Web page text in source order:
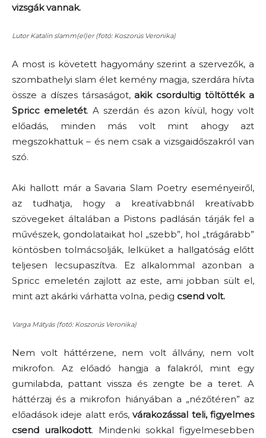
vizsgák vannak.
Lutor Katalin slamm(el)er (fotó: Koszorús Veronika)
A most is követett hagyomány szerint a szervezők, a
szombathelyi slam élet kemény magja, szerdára hívta
össze a díszes társaságot, akik csordultig töltötték a
Spricc emeletét. A szerdán és azon kívül, hogy volt
előadás, minden más volt mint ahogy azt
megszokhattuk – és nem csak a vizsgaidőszakról van
szó.
Aki hallott már a Savaria Slam Poetry eseményeiről,
az tudhatja, hogy a kreatívabbnál kreatívabb
szövegeket általában a Pistons padlásán tárják fel a
művészek, gondolataikat hol „szebb”, hol „trágárabb”
köntösben tolmácsolják, lelküket a hallgatóság előtt
teljesen lecsupaszítva. Ez alkalommal azonban a
Spricc emeletén zajlott az este, ami jobban sült el,
mint azt akárki várhatta volna, pedig csend volt.
Varga Mátyás (fotó: Koszorús Veronika)
Nem volt háttérzene, nem volt állvány, nem volt
mikrofon. Az előadó hangja a falakról, mint egy
gumilabda, pattant vissza és zengte be a teret. A
háttérzaj és a mikrofon hiányában a „nézőtéren” az
előadások ideje alatt erős,várakozással teli, figyelmes
csend uralkodott. Mindenki sokkal figyelmesebben